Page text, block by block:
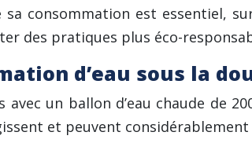
sa consommation est essentiel,
des pratiques plus éco-
d’eau sous la
un ballon d’eau chaude de
et peuvent